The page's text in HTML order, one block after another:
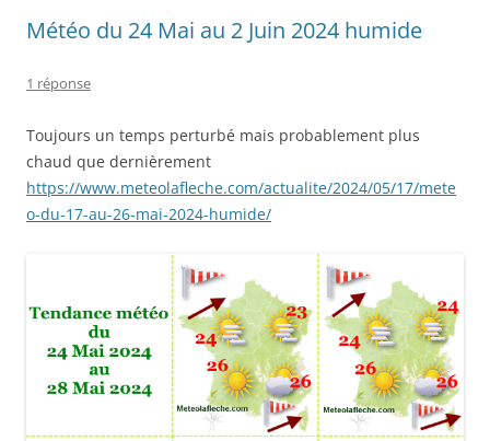
Météo du 24 Mai au 2 Juin 2024 humide
1 réponse
Toujours un temps perturbé mais probablement plus
chaud que dernièrement
https://www.meteolafleche.com/actualite/2024/05/17/mete
o-du-17-au-26-mai-2024-humide/